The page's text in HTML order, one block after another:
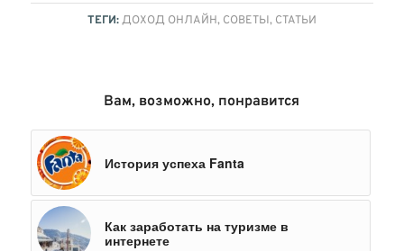
ТЕГИ:ДОХОД ОНЛАЙН, СОВЕТЫ, СТАТЬИ
Вам, возможно, понравится
История успеха Fanta
Как заработать на туризме в
интернете